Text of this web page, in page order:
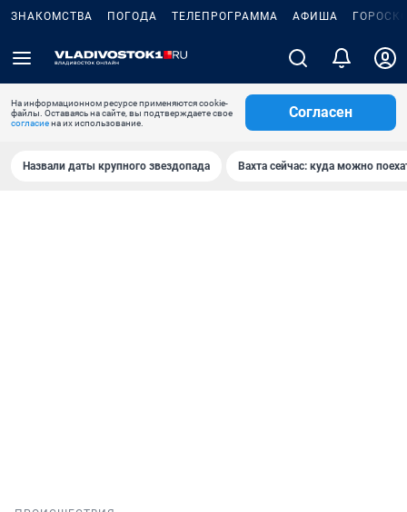
ЗНАКОМСТВА ПОГОДА ТЕЛЕПРОГРАММА АФИША
На информационном ресурсе применяются cookie-
файлы. Оставаясь на сайте, вы подтверждаете свое
согласиена их использование.
Согласен
Назвали даты крупного звездопада Вахта сейчас: куда можно